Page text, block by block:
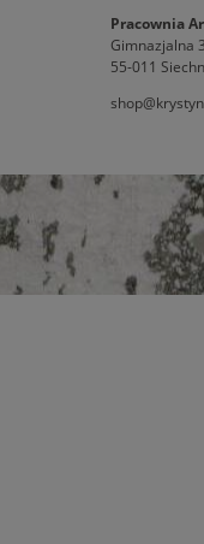
Pracownia
Gimnazjalna
55-011